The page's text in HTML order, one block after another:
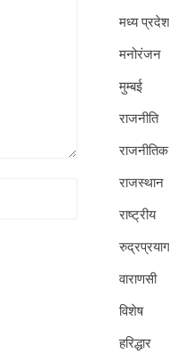
मध्य प्रदेश
मनोरंजन
मुम्बई
राजनीति
राजनीतिक
राजस्थान
राष्ट्रीय
रुद्रप्रयाग
वाराणसी
विशेष
हरिद्धार